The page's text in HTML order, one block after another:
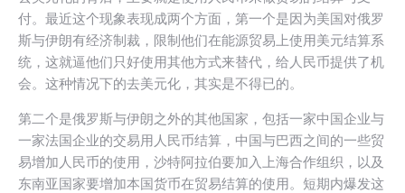
付。最近这个现象表现成两个方面，第一个是因为美国对俄罗
斯与伊朗有经济制裁，限制他们在能源贸易上使用美元结算系
统，这就逼他们只好使用其他方式来替代，给人民币提供了机
会。这种情况下的去美元化，其实是不得已的。
第二个是俄罗斯与伊朗之外的其他国家，包括一家中国企业与
一家法国企业的交易用人民币结算，中国与巴西之间的一些贸
易增加人民币的使用，沙特阿拉伯要加入上海合作组织，以及
东南亚国家要增加本国货币在贸易结算的使用。短期内爆发这